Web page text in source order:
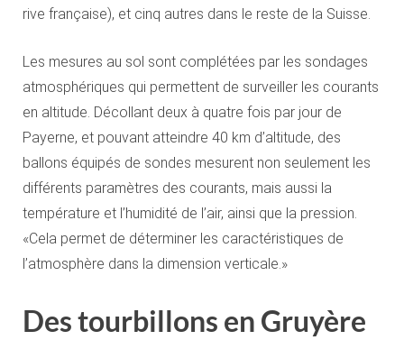
rive française), et cinq autres dans le reste de la Suisse.
Les mesures au sol sont complétées par les sondages
atmosphériques qui permettent de surveiller les courants
en altitude. Décollant deux à quatre fois par jour de
Payerne, et pouvant atteindre 40 km d’altitude, des
ballons équipés de sondes mesurent non seulement les
différents paramètres des courants, mais aussi la
température et l’humidité de l’air, ainsi que la pression.
«Cela permet de déterminer les caractéristiques de
l’atmosphère dans la dimension verticale.»
Des tourbillons en Gruyère